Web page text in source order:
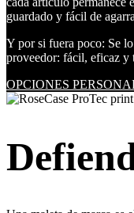
guardado y fácil de
Y por si fuera poco: Se
proveedor: fácil, eficaz y
OPCIONES